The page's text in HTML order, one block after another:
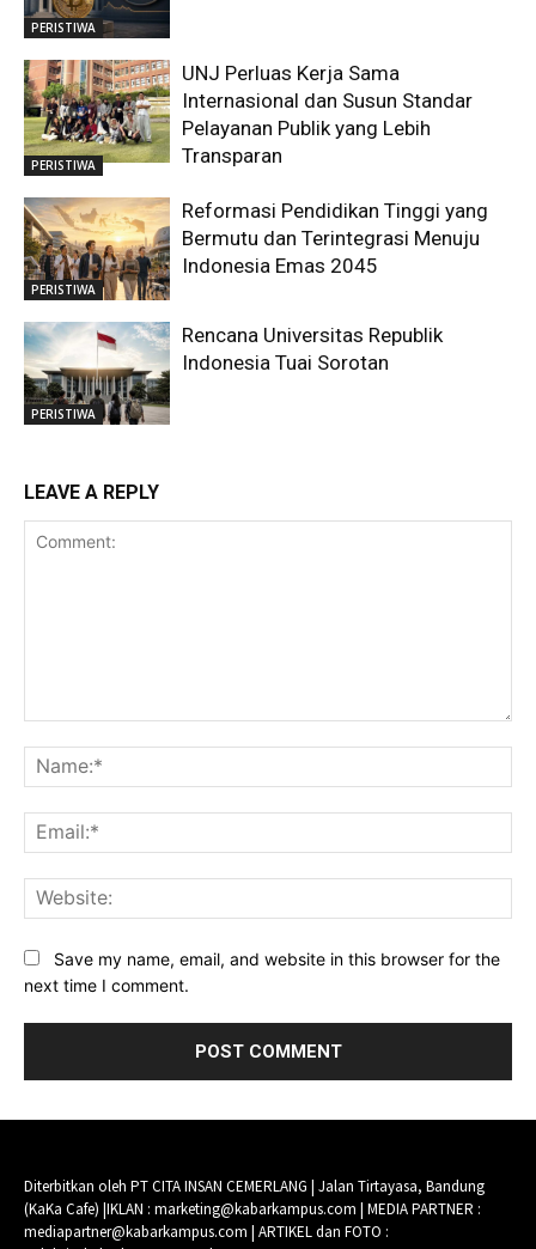
PERISTIWA
PERISTIWA
UNJ Perluas Kerja Sama
Internasional dan Susun Standar
Pelayanan Publik yang Lebih
Transparan
PERISTIWA
Reformasi Pendidikan Tinggi yang
Bermutu dan Terintegrasi Menuju
Indonesia Emas 2045
PERISTIWA
Rencana Universitas Republik
Indonesia Tuai Sorotan
LEAVE A REPLY
Save my name, email, and website in this browser for the
next time I comment.
Diterbitkan oleh PT CITA INSAN CEMERLANG | Jalan Tirtayasa, Bandung
(KaKa Cafe) |IKLAN : marketing@kabarkampus.com | MEDIA PARTNER :
mediapartner@kabarkampus.com | ARTIKEL dan FOTO :